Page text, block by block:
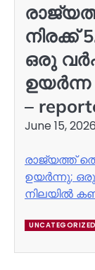
നിരക്ക്
ഒരു
–
June 15, 2026
രാജ്യത്ത്
ഉയർന്നു;
നിലയിൽ
UNCATEGORIZED